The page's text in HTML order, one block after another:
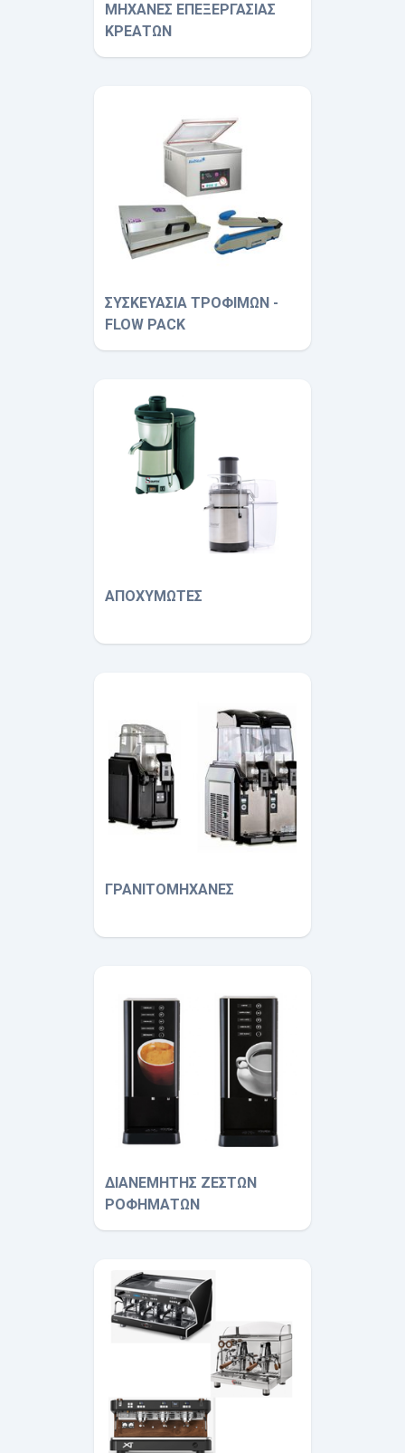
ΜΗΧΑΝΕΣ ΕΠΕΞΕΡΓΑΣΙΑΣ
ΚΡΕΑΤΩΝ
ΣΥΣΚΕΥΑΣΙΑ ΤΡΟΦΙΜΩΝ -
FLOW PACK
ΑΠΟΧΥΜΩΤΕΣ
ΓΡΑΝΙΤΟΜΗΧΑΝΕΣ
ΔΙΑΝΕΜΗΤΗΣ ΖΕΣΤΩΝ
ΡΟΦΗΜΑΤΩΝ